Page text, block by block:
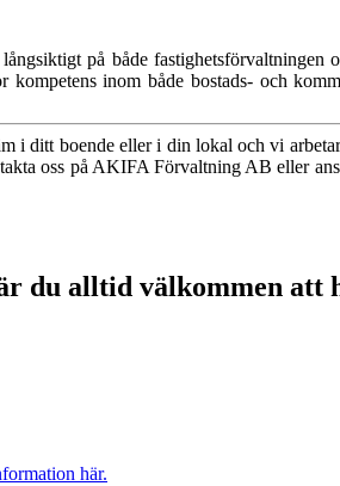
på både fastighetsförvaltningen
inom både bostads- och
i ditt boende eller i din lokal och vi
oss på AKIFA Förvaltning AB eller
du alltid välkommen
här.